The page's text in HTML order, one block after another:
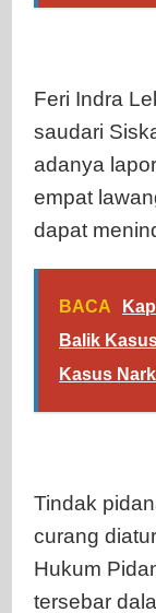
Feri Indra
saudari
adanya
empat
dapat
BACA
Balik
Kasus
Tindak
curang
Hukum
tersebar